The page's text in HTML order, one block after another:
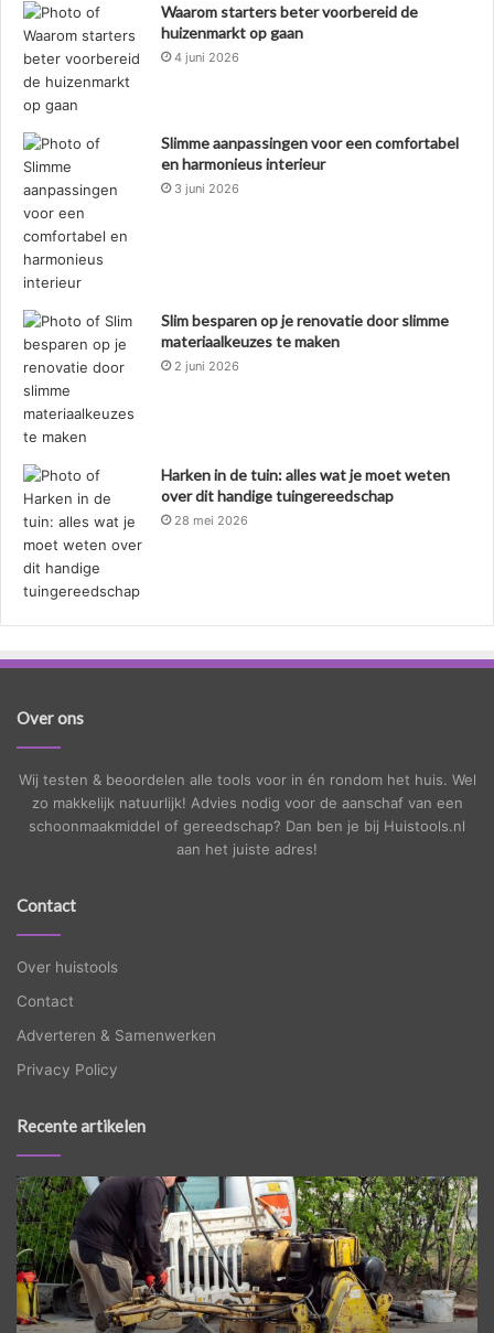
Waarom starters beter voorbereid de
huizenmarkt op gaan
4 juni 2026
Slimme aanpassingen voor een comfortabel
en harmonieus interieur
3 juni 2026
Slim besparen op je renovatie door slimme
materiaalkeuzes te maken
2 juni 2026
Harken in de tuin: alles wat je moet weten
over dit handige tuingereedschap
28 mei 2026
Over ons
Wij testen & beoordelen alle tools voor in én rondom het huis. Wel
zo makkelijk natuurlijk! Advies nodig voor de aanschaf van een
schoonmaakmiddel of gereedschap? Dan ben je bij Huistools.nl
aan het juiste adres!
Contact
Over huistools
Contact
Adverteren & Samenwerken
Privacy Policy
Recente artikelen
Betonvloer
vlinderen:
laat
het
over
aan
de
zo